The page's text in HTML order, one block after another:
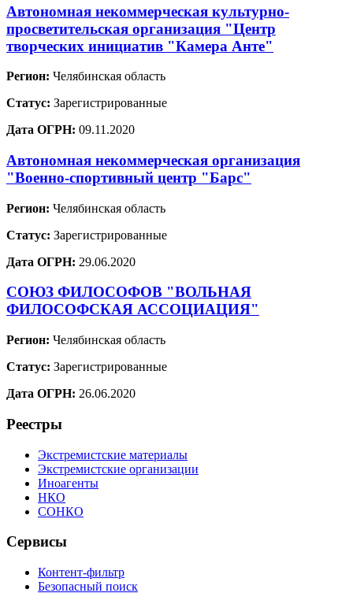
Автономная некоммерческая культурно-
просветительская организация "Центр
творческих инициатив "Камера Анте"
Регион: Челябинская область
Статус: Зарегистрированные
Дата ОГРН: 09.11.2020
Автономная некоммерческая организация
"Военно-спортивный центр "Барс"
Регион: Челябинская область
Статус: Зарегистрированные
Дата ОГРН: 29.06.2020
СОЮЗ ФИЛОСОФОВ "ВОЛЬНАЯ
ФИЛОСОФСКАЯ АССОЦИАЦИЯ"
Регион: Челябинская область
Статус: Зарегистрированные
Дата ОГРН: 26.06.2020
Реестры
Экстремистские материалы
Экстремистские организации
Иноагенты
НКО
СОНКО
Сервисы
Контент-фильтр
Безопасный поиск